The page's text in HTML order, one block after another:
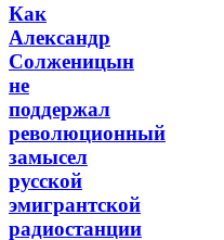
Как
Александр
Солженицын
не
поддержал
революционный
замысел
русской
эмигрантской
радиостанции